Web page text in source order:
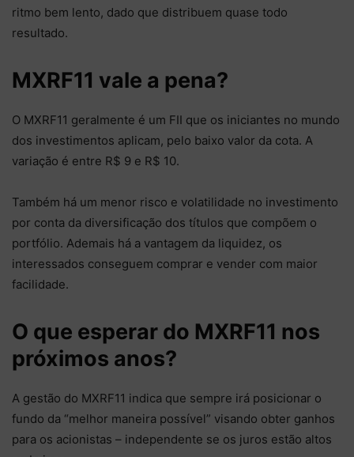
ritmo bem lento, dado que distribuem quase todo
resultado.
MXRF11 vale a pena?
O MXRF11 geralmente é um FII que os iniciantes no mundo
dos investimentos aplicam, pelo baixo valor da cota. A
variação é entre R$ 9 e R$ 10.
Também há um menor risco e volatilidade no investimento
por conta da diversificação dos títulos que compõem o
portfólio. Ademais há a vantagem da liquidez, os
interessados conseguem comprar e vender com maior
facilidade.
O que esperar do MXRF11 nos
próximos anos?
A gestão do MXRF11 indica que sempre irá posicionar o
fundo da “melhor maneira possível” visando obter ganhos
para os acionistas – independente se os juros estão altos